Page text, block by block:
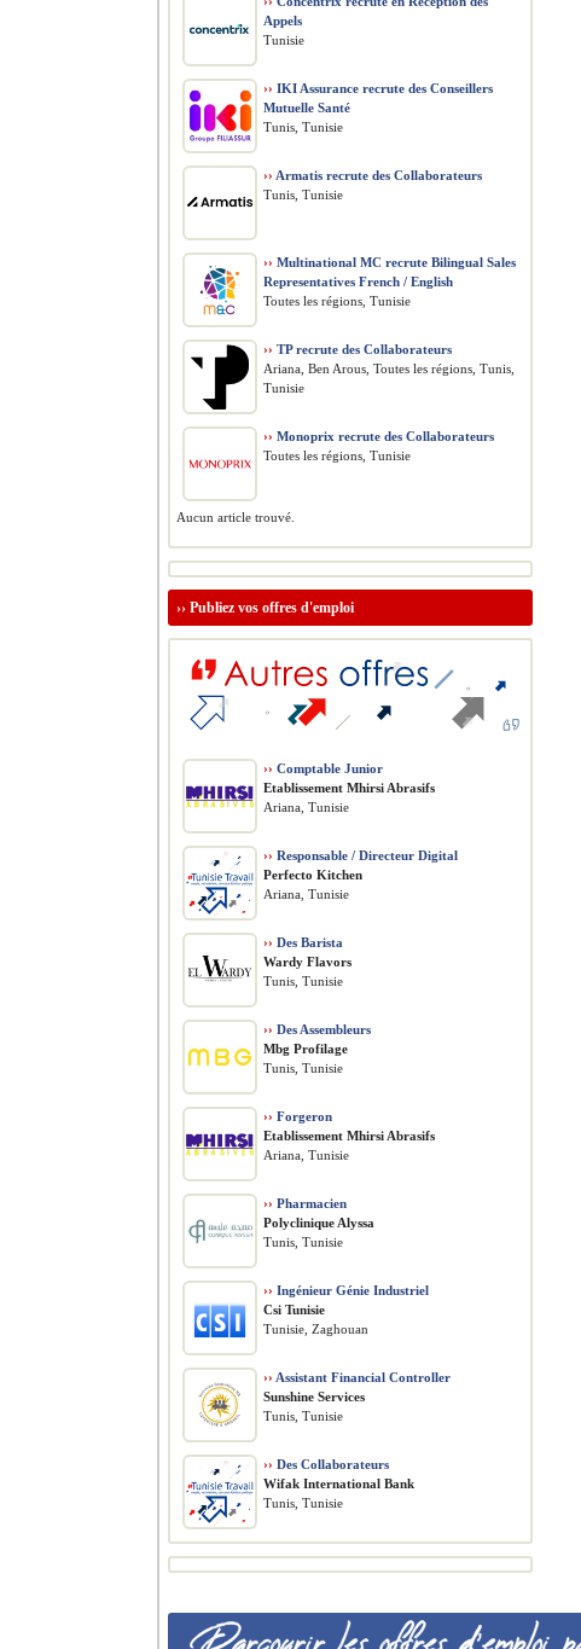
Appels
Tunisie
›› IKI Assurance recrute des Conseillers
Mutuelle Santé
Tunis, Tunisie
›› Armatis recrute des Collaborateurs
Tunis, Tunisie
›› Multinational MC recrute Bilingual Sales
Representatives French / English
Toutes les régions, Tunisie
›› TP recrute des Collaborateurs
Ariana, Ben Arous, Toutes les régions, Tunis,
Tunisie
›› Monoprix recrute des Collaborateurs
Toutes les régions, Tunisie
Aucun article trouvé.
›› Publiez vos offres d'emploi
›› Comptable Junior
Etablissement Mhirsi Abrasifs
Ariana, Tunisie
›› Responsable / Directeur Digital
Perfecto Kitchen
Ariana, Tunisie
›› Des Barista
Wardy Flavors
Tunis, Tunisie
›› Des Assembleurs
Mbg Profilage
Tunis, Tunisie
›› Forgeron
Etablissement Mhirsi Abrasifs
Ariana, Tunisie
›› Pharmacien
Polyclinique Alyssa
Tunis, Tunisie
›› Ingénieur Génie Industriel
Csi Tunisie
Tunisie, Zaghouan
›› Assistant Financial Controller
Sunshine Services
Tunis, Tunisie
›› Des Collaborateurs
Wifak International Bank
Tunis, Tunisie